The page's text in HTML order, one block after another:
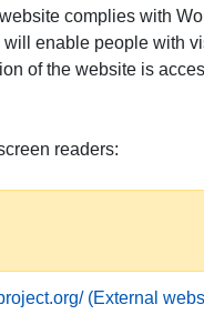
complies with
enable people with
of the website is
readers:
(External